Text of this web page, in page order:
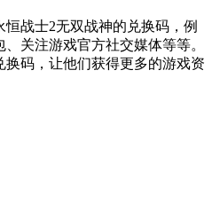
战士2无双战神的兑换码，例
关注游戏官方社交媒体等等。
码，让他们获得更多的游戏资